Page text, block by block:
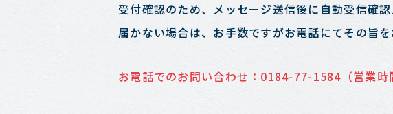
受付確認のため、メッセージ送信後に自動受信確
届かない場合は、お手数ですがお電話にてその旨を
お電話でのお問い合わせ： 0184-77-1584 （営業